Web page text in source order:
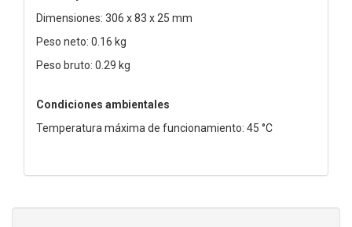
Dimensiones: 306 x 83 x 25 mm
Peso neto: 0.16 kg
Peso bruto: 0.29 kg
Condiciones ambientales
Temperatura máxima de funcionamiento: 45 °C